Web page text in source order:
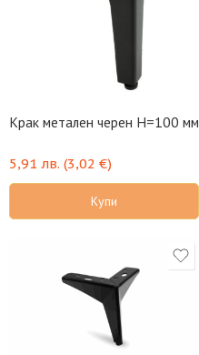
Крак метален черен H=100 мм
5,91 лв. (3,02 €)
Купи